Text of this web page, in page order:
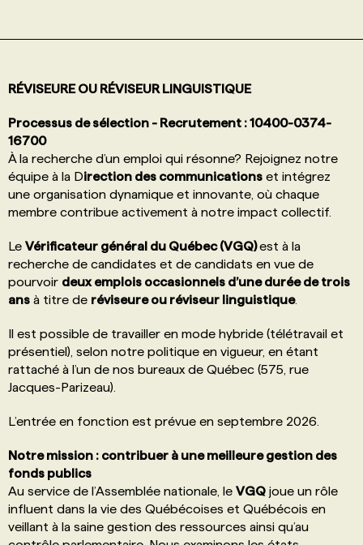
PROGRAMMES DE SUBVENTIONS
FAQ
RÉVISEURE OU RÉVISEUR LINGUISTIQUE
Processus de sélection - Recrutement : 10400-0374-
16700
À la recherche d’un emploi qui résonne? Rejoignez notre
équipe à la Direction des communications et intégrez
une organisation dynamique et innovante, où chaque
membre contribue activement à notre impact collectif.
Le Vérificateur général du Québec (VGQ)est à la
recherche de candidates et de candidats en vue de
pourvoir deux emplois occasionnels d’une durée de trois
ans à titre de réviseure ou réviseur linguistique.
Il est possible de travailler en mode hybride (télétravail et
présentiel), selon notre politique en vigueur, en étant
rattaché à l’un de nos bureaux de Québec (575, rue
Jacques-Parizeau).
L’entrée en fonction est prévue en septembre 2026.
Notre mission : contribuer à une meilleure gestion des
fonds publics
Au service de l’Assemblée nationale, le VGQ joue un rôle
influent dans la vie des Québécoises et Québécois en
veillant à la saine gestion des ressources ainsi qu’au